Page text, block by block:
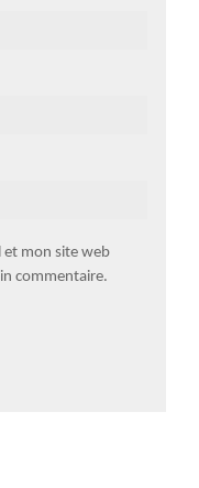
et mon site web
commentaire.